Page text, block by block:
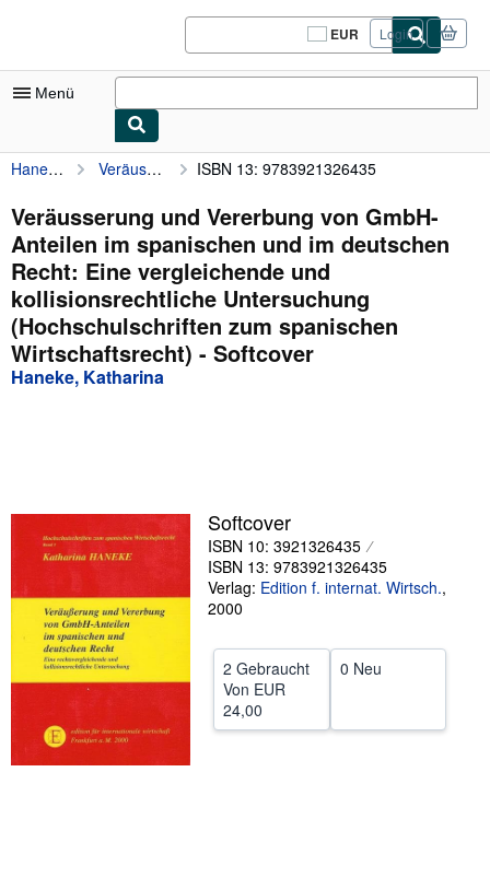
EUR
Seite
der
Login
Menü
Nutzerkonto
Meine Bestellungen
Logout
Detailsuche
Sammlungen
Antiquarische Bücher
Hilfe
SCHLIESSEN
Haneke, Katharina Veräusserung und Vererbung von GmbH-Anteilen im spanischen und im deutschen Recht: Eine vergleichende und kollisionsrechtliche Untersuchung (Hochschulschriften zum spanischen Wirtschaftsrecht) ISBN 13: 9783921326435
Veräusserung und Vererbung von GmbH-
Anteilen im spanischen und im deutschen
Recht: Eine vergleichende und
kollisionsrechtliche Untersuchung
(Hochschulschriften zum spanischen
Wirtschaftsrecht) - Softcover
Haneke, Katharina
Softcover
ISBN 10: 3921326435
ISBN 13: 9783921326435
Verlag: Edition f. internat. Wirtsch.,
2000
2 Gebraucht
Von EUR
24,00
0 Neu